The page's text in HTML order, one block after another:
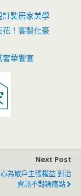
製居家美學
！客製化豪
華饗宴
Next Post
為散戶主張權益 對治
資訊不對稱痛點